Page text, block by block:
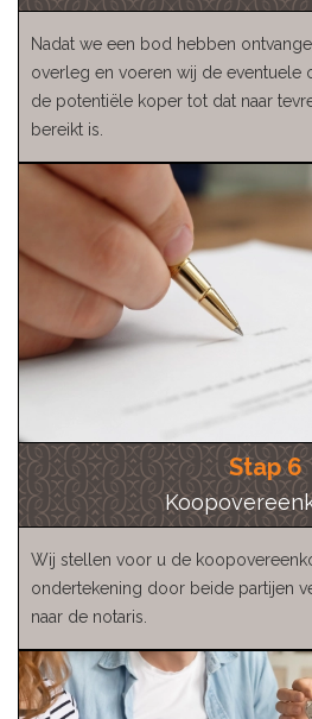
Nadat we een bod hebben
overleg en voeren wij de eventuele
de potentiële koper tot dat naar
bereikt is.
Stap 6
Wij stellen voor u de
ondertekening door beide partijen
naar de notaris.